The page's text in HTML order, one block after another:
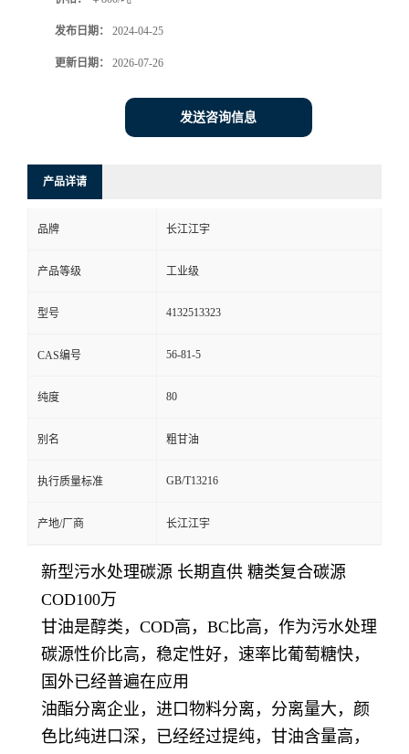
发布日期： 2024-04-25
更新日期： 2026-07-26
发送咨询信息
产品详请
品牌 长江江宇
产品等级 工业级
型号 4132513323
CAS编号 56-81-5
纯度 80
别名 粗甘油
执行质量标准 GB/T13216
产地/厂商 长江江宇
新型污水处理碳源 长期直供 糖类复合碳源
COD100万
甘油是醇类，COD高，BC比高，作为污水处理
碳源性价比高，稳定性好，速率比葡萄糖快，
国外已经普遍在应用
油酯分离企业，进口物料分离，分离量大，颜
色比纯进口深，已经经过提纯，甘油含量高，